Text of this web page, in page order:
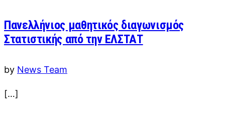
Πανελλήνιος μαθητικός διαγωνισμός
Στατιστικής από την ΕΛΣΤΑΤ
by News Team
[…]